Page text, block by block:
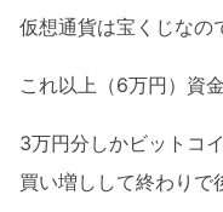
仮想通貨は宝くじなの
これ以上（6万円）資
3万円分しかビットコ
買い増しして終わりで